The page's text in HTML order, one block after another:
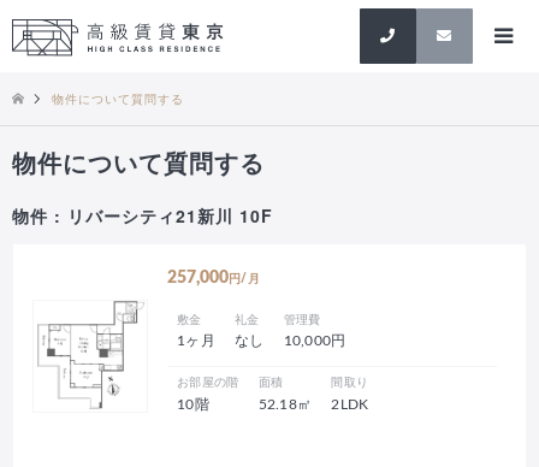
検索
物件について質問する
物件について質問する
物件 : リバーシティ21新川 10F
257,000 円/月
敷金
1ヶ月
礼金
なし
管理費
10,000円
お部屋の階
10階
面積
52.18㎡
間取り
2LDK